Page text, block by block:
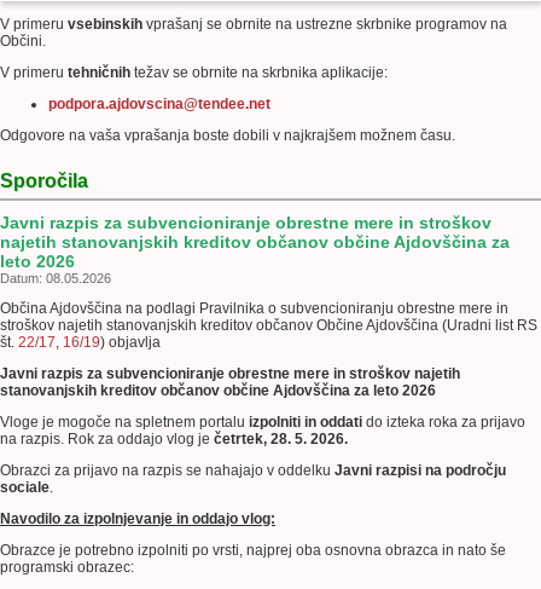
V primeru vsebinskih vprašanj se obrnite na ustrezne skrbnike programov na
Občini.
V primeru tehničnih težav se obrnite na skrbnika aplikacije:
podpora.ajdovscina@tendee.net
Odgovore na vaša vprašanja boste dobili v najkrajšem možnem času.
Sporočila
Javni razpis za subvencioniranje obrestne mere in stroškov
najetih stanovanjskih kreditov občanov občine Ajdovščina za
leto 2026
Datum: 08.05.2026
Občina Ajdovščina na podlagi Pravilnika o subvencioniranju obrestne mere in
stroškov najetih stanovanjskih kreditov občanov Občine Ajdovščina (Uradni list RS
št. 22/17, 16/19) objavlja
Javni razpis za subvencioniranje obrestne mere in stroškov najetih
stanovanjskih kreditov občanov občine Ajdovščina za leto 2026
Vloge je mogoče na spletnem portalu izpolniti in oddati do izteka roka za prijavo
na razpis. Rok za oddajo vlog je četrtek, 28. 5. 2026.
Obrazci za prijavo na razpis se nahajajo v oddelku Javni razpisi na področju
sociale.
Navodilo za izpolnjevanje in oddajo vlog:
Obrazce je potrebno izpolniti po vrsti, najprej oba osnovna obrazca in nato še
programski obrazec: